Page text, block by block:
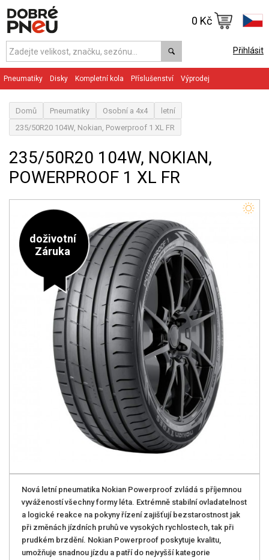
Přihlásit
0 Kč
Pneumatiky Disky Kompletní kola Příslušenství Výprodej
Domů Pneumatiky Osobní a 4x4
letní
235/50R20 104W, Nokian, Powerproof 1 XL FR
235/50R20 104W, NOKIAN,
POWERPROOF 1 XL FR
doživotní
Záruka
Nová letní pneumatika Nokian Powerproof zvládá s příjemnou
vyvážeností všechny formy léta. Extrémně stabilní ovladatelnost
a logické reakce na pokyny řízení zajišťují bezstarostnost jak
při změnách jízdních pruhů ve vysokých rychlostech, tak při
prudkém brzdění. Nokian Powerproof poskytuje kvalitu,
umožňuje snadnou jízdu a patří do nejvyšší kategorie